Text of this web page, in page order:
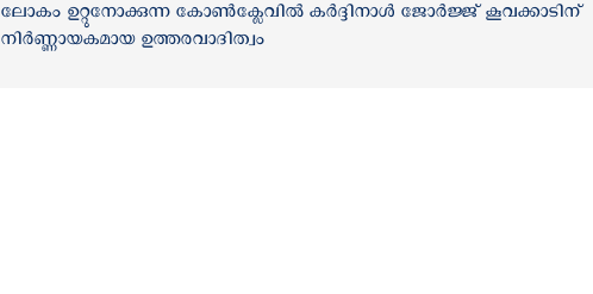
ലോകം ഉറ്റുനോക്കുന്ന കോൺക്ലേവില്‍ കര്‍ദ്ദിനാള്‍ ജോര്‍ജ്ജ് കൂവക്കാടിന്
നിര്‍ണ്ണായകമായ ഉത്തരവാദിത്വം